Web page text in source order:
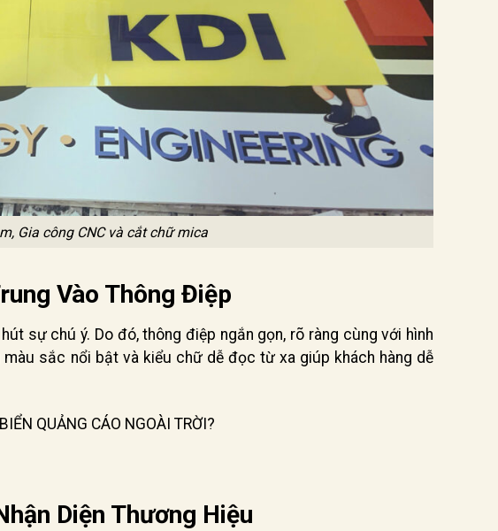
Gia công CNC và cắt chữ mica
Vào Thông Điệp
sự chú ý. Do đó, thông điệp ngắn gọn, rõ ràng cùng với hình
sắc nổi bật và kiểu chữ dễ đọc từ xa giúp khách hàng dễ
QUẢNG CÁO NGOÀI TRỜI?
Diện Thương Hiệu